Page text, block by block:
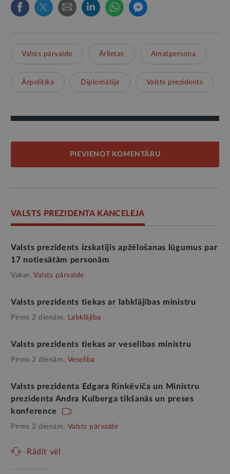
Valsts pārvalde Ārlietas Amatpersona
Ārpolitika Diplomātija Valsts prezidents
PIEVIENOT KOMENTĀRU
VALSTS PREZIDENTA KANCELEJA
Valsts prezidents izskatījis apžēlošanas lūgumus par
17 notiesātām personām
Vakar, Valsts pārvalde
Valsts prezidents tiekas ar labklājības ministru
Pirms 2 dienām, Labklājība
Valsts prezidents tiekas ar veselības ministru
Pirms 2 dienām, Veselība
Valsts prezidenta Edgara Rinkēviča un Ministru
prezidenta Andra Kulberga tikšanās un preses
konference
Pirms 2 dienām, Valsts pārvalde
Rādīt vēl